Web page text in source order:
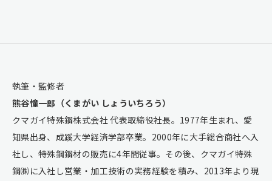
執筆・監修者
熊谷憧一郎（くまがい しょういちろう）
クマガイ特殊鋼株式会社 代表取締役社長。1977年生まれ、愛
知県出身、成蹊大学経済学部卒業。2000年に大手総合商社へ入
社し、特殊鋼鋼材の販売に4年間従事。その後、クマガイ特殊
鋼㈱に入社し営業・加工技術の実務経験を積み、2013年より現